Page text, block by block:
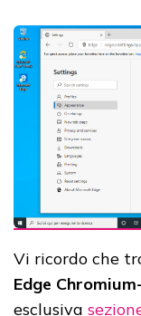
Vi ricordo che
Edge
esclusiva